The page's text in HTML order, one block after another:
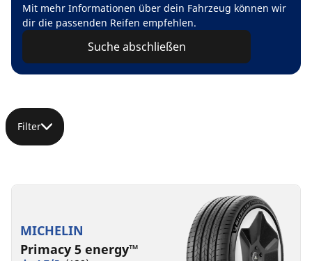
Mit mehr Informationen über dein Fahrzeug können wir
dir die passenden Reifen empfehlen.
Suche abschließen
Filter
MICHELIN
Primacy 5 energy™